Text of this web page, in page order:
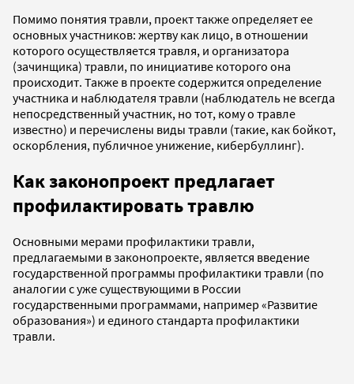
Помимо понятия травли, проект также определяет ее
основных участников: жертву как лицо, в отношении
которого осуществляется травля, и организатора
(зачинщика) травли, по инициативе которого она
происходит. Также в проекте содержится определение
участника и наблюдателя травли (наблюдатель не всегда
непосредственный участник, но тот, кому о травле
известно) и перечислены виды травли (такие, как бойкот,
оскорбления, публичное унижение, кибербуллинг).
Как законопроект предлагает
профилактировать травлю
Основными мерами профилактики травли,
предлагаемыми в законопроекте, является введение
государственной программы профилактики травли (по
аналогии с уже существующими в России
государственными программами, например «Развитие
образования») и единого стандарта профилактики
травли.